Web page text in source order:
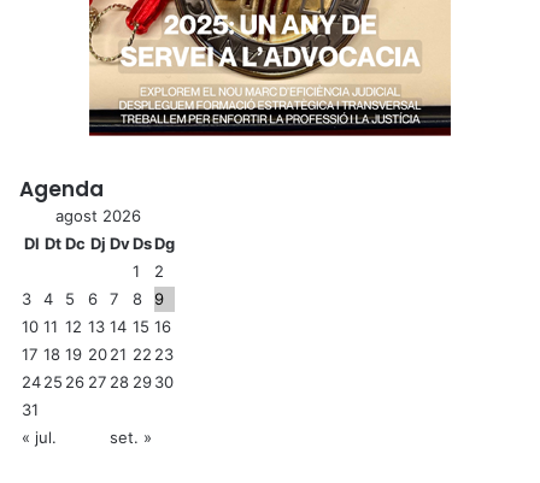
Agenda
agost 2026
Dl DtDc Dj DvDsDg
1
2
3
4 5 6 7 8
9
10 11 12 13 14 15 16
17 18 19 2021 22 23
2425 26 27 28 2930
31
« jul.
set. »